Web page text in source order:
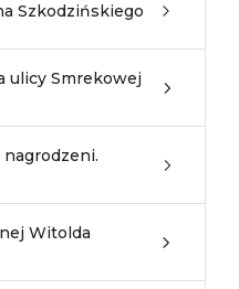
Szkodzińskiego
ulicy Smrekowej
Witolda